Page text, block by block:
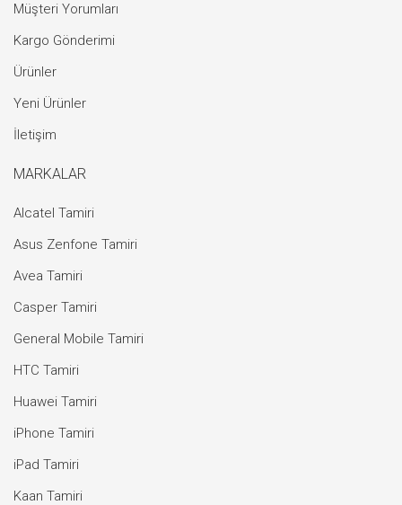
Müşteri Yorumları
Kargo Gönderimi
Ürünler
Yeni Ürünler
İletişim
MARKALAR
Alcatel Tamiri
Asus Zenfone Tamiri
Avea Tamiri
Casper Tamiri
General Mobile Tamiri
HTC Tamiri
Huawei Tamiri
iPhone Tamiri
iPad Tamiri
Kaan Tamiri